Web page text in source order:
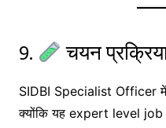
9. चयन
SIDBI Specialist Officer
क्योंकि यह expert level job